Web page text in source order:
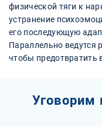
физической тяги к
устранение
его последующую
Параллельно ведутся
чтобы
Уговорим